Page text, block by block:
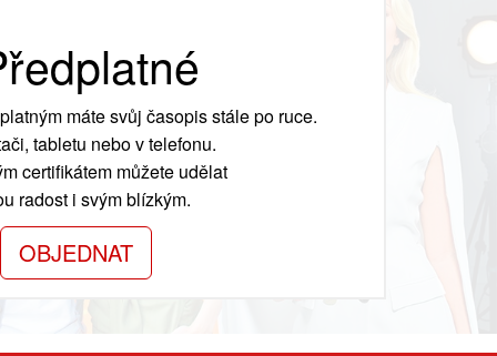
máte svůj časopis stále po ruce.
tabletu nebo v telefonu.
certifikátem můžete udělat
radost i svým blízkým.
OBJEDNAT